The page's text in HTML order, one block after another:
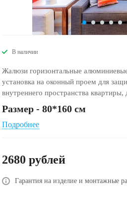
В наличии
Жалюзи горизонтальные
установка на оконный проем для
внутреннего пространства квартиры,
Размер - 80*160 см
Подробнее
2680 рублей
Гарантия на изделие и монтажные